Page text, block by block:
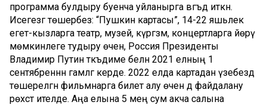
программа булдыру буенча уйланырга вәгъдә иткән.
Исегезгә төшерәбез: “Пушкин картасы”, 14-22 яшьлек
егет-кызларга театр, музей, күргәзмә, концертларга йөрү
мөмкинлеге тудыру өчен, Россия Президенты
Владимир Путин тәкъдиме белән 2021 елның 1
сентябреннән гамәлгә керде. 2022 елда картадан үзебездә
төшерелгән фильмнарга билет алу өчен дә файдалану
рөхсәт ителде. Аңа елына 5 мең сум акча салына